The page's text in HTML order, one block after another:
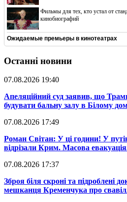
Фильмы для тех, кто устал от
кинобиографий
Ожидаемые премьеры в кинотеатрах
Останні новини
07.08.2026 19:40
​Апеляційний суд заявив, що
будувати бальну залу в Білому
07.08.2026 17:49
​Роман Світан: У ці години! У
відрізали Крим. Масова
07.08.2026 17:37
​Зброя біля скроні та підроблені
мешканця Кременчука про